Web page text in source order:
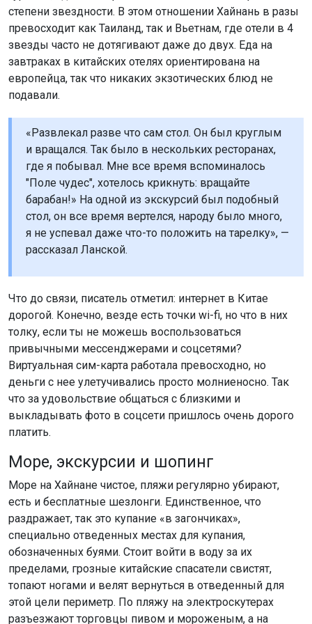
степени звездности. В этом отношении Хайнань в разы
превосходит как Таиланд, так и Вьетнам, где отели в 4
звезды часто не дотягивают даже до двух. Еда на
завтраках в китайских отелях ориентирована на
европейца, так что никаких экзотических блюд не
подавали.
«Развлекал разве что сам стол. Он был круглым
и вращался. Так было в нескольких ресторанах,
где я побывал. Мне все время вспоминалось
"Поле чудес", хотелось крикнуть: вращайте
барабан!» На одной из экскурсий был подобный
стол, он все время вертелся, народу было много,
я не успевал даже что-то положить на тарелку», —
рассказал Ланской.
Что до связи, писатель отметил: интернет в Китае
дорогой. Конечно, везде есть точки wi-fi, но что в них
толку, если ты не можешь воспользоваться
привычными мессенджерами и соцсетями?
Виртуальная сим-карта работала превосходно, но
деньги с нее улетучивались просто молниеносно. Так
что за удовольствие общаться с близкими и
выкладывать фото в соцсети пришлось очень дорого
платить.
Море, экскурсии и шопинг
Море на Хайнане чистое, пляжи регулярно убирают,
есть и бесплатные шезлонги. Единственное, что
раздражает, так это купание «в загончиках»,
специально отведенных местах для купания,
обозначенных буями. Стоит войти в воду за их
пределами, грозные китайские спасатели свистят,
топают ногами и велят вернуться в отведенный для
этой цели периметр. По пляжу на электроскутерах
разъезжают торговцы пивом и мороженым, а на